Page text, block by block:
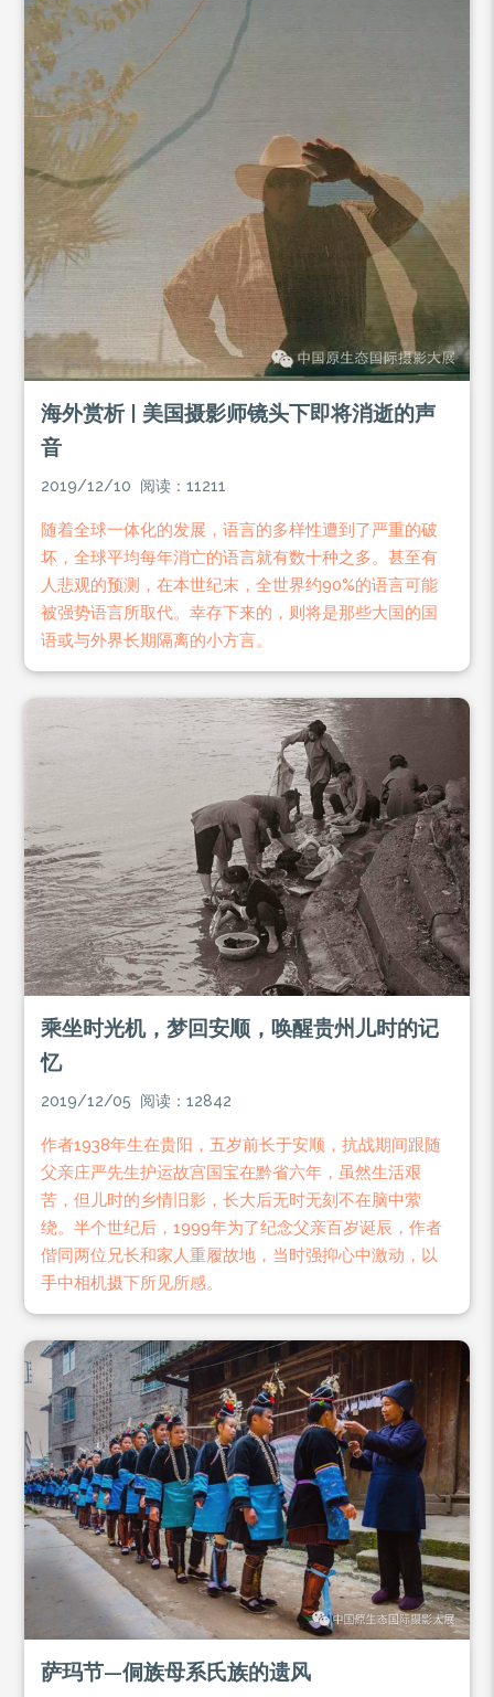
海外赏析 | 美国摄影师镜头下即将消逝的声
音
2019/12/10 阅读：11211
随着全球一体化的发展，语言的多样性遭到了严重的破
坏，全球平均每年消亡的语言就有数十种之多。甚至有
人悲观的预测，在本世纪末，全世界约90%的语言可能
被强势语言所取代。幸存下来的，则将是那些大国的国
语或与外界长期隔离的小方言。
乘坐时光机，梦回安顺，唤醒贵州儿时的记
忆
2019/12/05 阅读：12842
作者1938年生在贵阳，五岁前长于安顺，抗战期间跟随
父亲庄严先生护运故宫国宝在黔省六年，虽然生活艰
苦，但儿时的乡情旧影，长大后无时无刻不在脑中萦
绕。半个世纪后，1999年为了纪念父亲百岁诞辰，作者
偕同两位兄长和家人重履故地，当时强抑心中激动，以
手中相机摄下所见所感。
萨玛节—侗族母系氏族的遗风